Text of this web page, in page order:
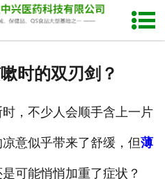
网站首页
时的双刃剑？
，不少人会顺手含上一片
意似乎带来了舒缓，但薄
可能悄悄加重了症状？